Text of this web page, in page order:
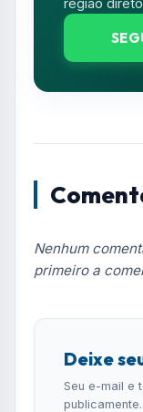
região
Nenhum
primeiro a
Deixe
Seu e-mail e